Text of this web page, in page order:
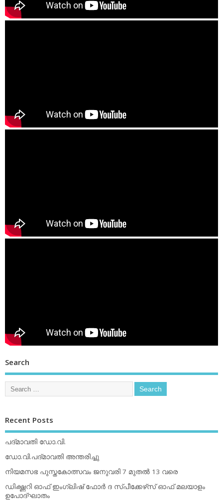
Search
Recent Posts
പദ്മാവതി ഡോ.വി.
ഡോ.വി.പദ്മാവതി അന്തരിച്ചു
നിയമസഭ പുസ്തകോത്സവം ജനുവരി 7 മുതല്‍ 13 വരെ
ഡിക്ഷ്ണറി ഓഫ് ഇംഗ്ലിഷ് ഫോര്‍ ദ സ്പീക്കേഴ്‌സ് ഓഫ് മലയാളം
ഉപോദ്ഘാതം